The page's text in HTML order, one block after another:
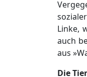
Linke,
auch
aus
Die